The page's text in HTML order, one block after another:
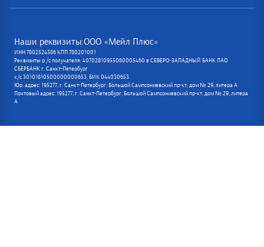
Наши реквизиты:ООО «Мейл Плюс»
ИНН 7802524386 КПП 780201001
Реквизиты р /с получателя: 40702810955080005460 в СЕВЕРО-ЗАПАДНЫЙ БАНК ПАО
СБЕРБАНК г. Санкт-Петербург
к/с 30101810500000000653, БИК 044030653
Юр. адрес: 195277, г. Санкт-Петербург, Большой Сампсониевский пр-кт, дом № 29, литера А
Почтовый адрес: 195277, г. Санкт-Петербург, Большой Сампсониевский пр-кт, дом № 29, литера
А